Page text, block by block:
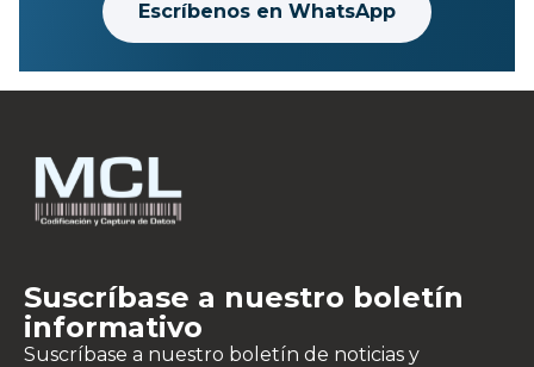
Escríbenos en WhatsApp
Suscríbase a nuestro boletín
informativo
Suscríbase a nuestro boletín de noticias y